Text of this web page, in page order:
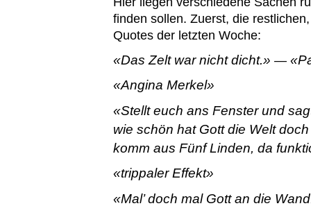
finden sollen. Zuerst, die
Quotes der letzten Woche:
Das Zelt war nicht dicht. —
Angina Merkel
Stellt euch ans Fenster und
wie schön hat Gott die Welt
komm aus Fünf Linden, da
trippaler Effekt
Mal’ doch mal Gott an die